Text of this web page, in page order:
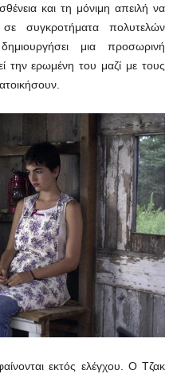
και τη μόνιμη απειλή να
συγκροτήματα πολυτελών
μια προσωρινή
την ερωμένη του μαζί με τους
εκτός ελέγχου. Ο Τζακ